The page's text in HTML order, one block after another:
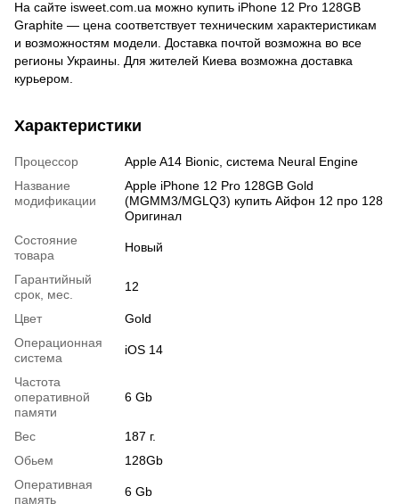
На сайте isweet.com.ua можно купить iPhone 12 Pro 128GB
Graphite — цена соответствует техническим характеристикам
и возможностям модели. Доставка почтой возможна во все
регионы Украины. Для жителей Киева возможна доставка
курьером.
Характеристики
Процессор
Apple A14 Bionic, система Neural Engine
Название
модификации
Apple iPhone 12 Pro 128GB Gold
(MGMM3/MGLQ3) купить Айфон 12 про 128
Оригинал
Состояние
товара
Новый
Гарантийный
срок, мес.
12
Цвет
Gold
Операционная
система
iOS 14
Частота
оперативной
памяти
6 Gb
Вес
187 г.
Обьем
128Gb
Оперативная
память
6 Gb